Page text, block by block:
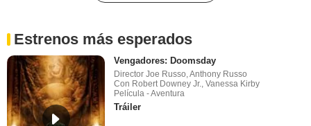
Estrenos más esperados
Vengadores: Doomsday
Director Joe Russo, Anthony Russo
Con Robert Downey Jr., Vanessa Kirby
Película - Aventura
Tráiler